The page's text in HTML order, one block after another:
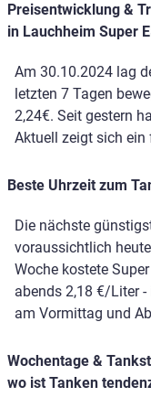
Preisentwicklung &
in Lauchheim Super
Am 30.10.2024 lag
letzten 7 Tagen
2,24€. Seit gestern
Aktuell zeigt sich ein
Beste Uhrzeit zum
Die nächste
voraussichtlich
Woche kostete
abends 2,18 €/Liter
am Vormittag und
Wochentage &
wo ist Tanken